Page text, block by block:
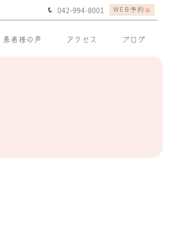
042-994-8001 WEB予約
患者様の声 アクセス ブログ